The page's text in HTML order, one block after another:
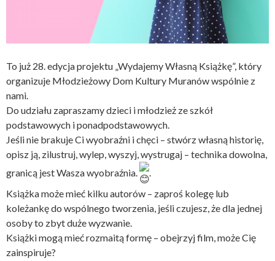
To już 28. edycja projektu „Wydajemy Własną Książkę”, który
organizuje Młodzieżowy Dom Kultury Muranów wspólnie z
nami.
Do udziału zapraszamy dzieci i młodzież ze szkół
podstawowych i ponadpodstawowych.
Jeśli nie brakuje Ci wyobraźni i chęci – stwórz własną historię,
opisz ją, zilustruj, wylep, wyszyj, wystrugaj – technika dowolna,
granicą jest Wasza wyobraźnia.
.
Książka może mieć kilku autorów – zaproś kolegę lub
koleżankę do wspólnego tworzenia, jeśli czujesz, że dla jednej
osoby to zbyt duże wyzwanie.
Książki mogą mieć rozmaitą formę – obejrzyj film, może Cię
zainspiruje?